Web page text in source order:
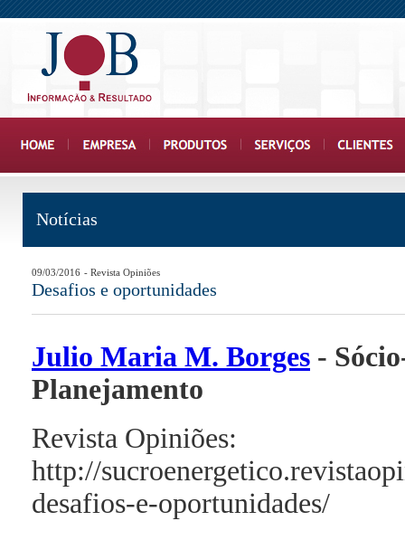
Notícias
09/03/2016 - Revista Opiniões
Desafios e oportunidades
Julio Maria M. Borges -
Planejamento
Revista Opiniões:
http://
desafios-e-oportunidades/